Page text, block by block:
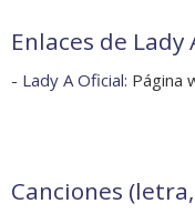
Enlaces de Lady
- Lady A Oficial: Página
Canciones